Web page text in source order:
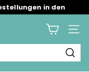
in den